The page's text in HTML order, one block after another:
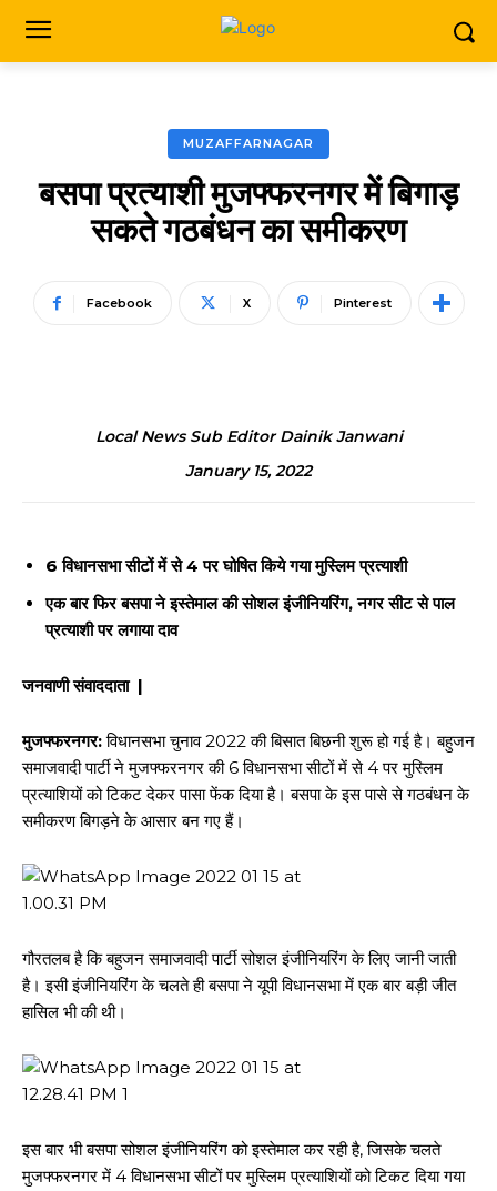
MUZAFFARNAGAR
बसपा प्रत्याशी मुजफ्फरनगर में बिगाड़
सकते गठबंधन का समीकरण
Facebook X Pinterest
Local News Sub Editor Dainik Janwani
January 15, 2022
6 विधानसभा सीटों में से 4 पर घोषित किये गया मुस्लिम प्रत्याशी
एक बार फिर बसपा ने इस्तेमाल की सोशल इंजीनियरिंग, नगर सीट से पाल
प्रत्याशी पर लगाया दाव
जनवाणी संवाददाता |
मुजफ्फरनगर:विधानसभा चुनाव 2022 की बिसात बिछनी शुरू हो गई है। बहुजन
समाजवादी पार्टी ने मुजफ्फरनगर की 6 विधानसभा सीटों में से 4 पर मुस्लिम
प्रत्याशियों को टिकट देकर पासा फेंक दिया है। बसपा के इस पासे से गठबंधन के
समीकरण बिगड़ने के आसार बन गए हैं।
गौरतलब है कि बहुजन समाजवादी पार्टी सोशल इंजीनियरिंग के लिए जानी जाती
है। इसी इंजीनियरिंग के चलते ही बसपा ने यूपी विधानसभा में एक बार बड़ी जीत
हासिल भी की थी।
इस बार भी बसपा सोशल इंजीनियरिंग को इस्तेमाल कर रही है, जिसके चलते
मुजफ्फरनगर में 4 विधानसभा सीटों पर मुस्लिम प्रत्याशियों को टिकट दिया गया